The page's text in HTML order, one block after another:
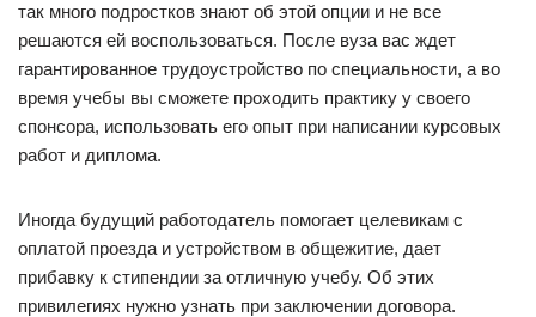
так много подростков знают об этой опции и не все
решаются ей воспользоваться. После вуза вас ждет
гарантированное трудоустройство по специальности, а во
время учебы вы сможете проходить практику у своего
спонсора, использовать его опыт при написании курсовых
работ и диплома.
Иногда будущий работодатель помогает целевикам с
оплатой проезда и устройством в общежитие, дает
прибавку к стипендии за отличную учебу. Об этих
привилегиях нужно узнать при заключении договора.